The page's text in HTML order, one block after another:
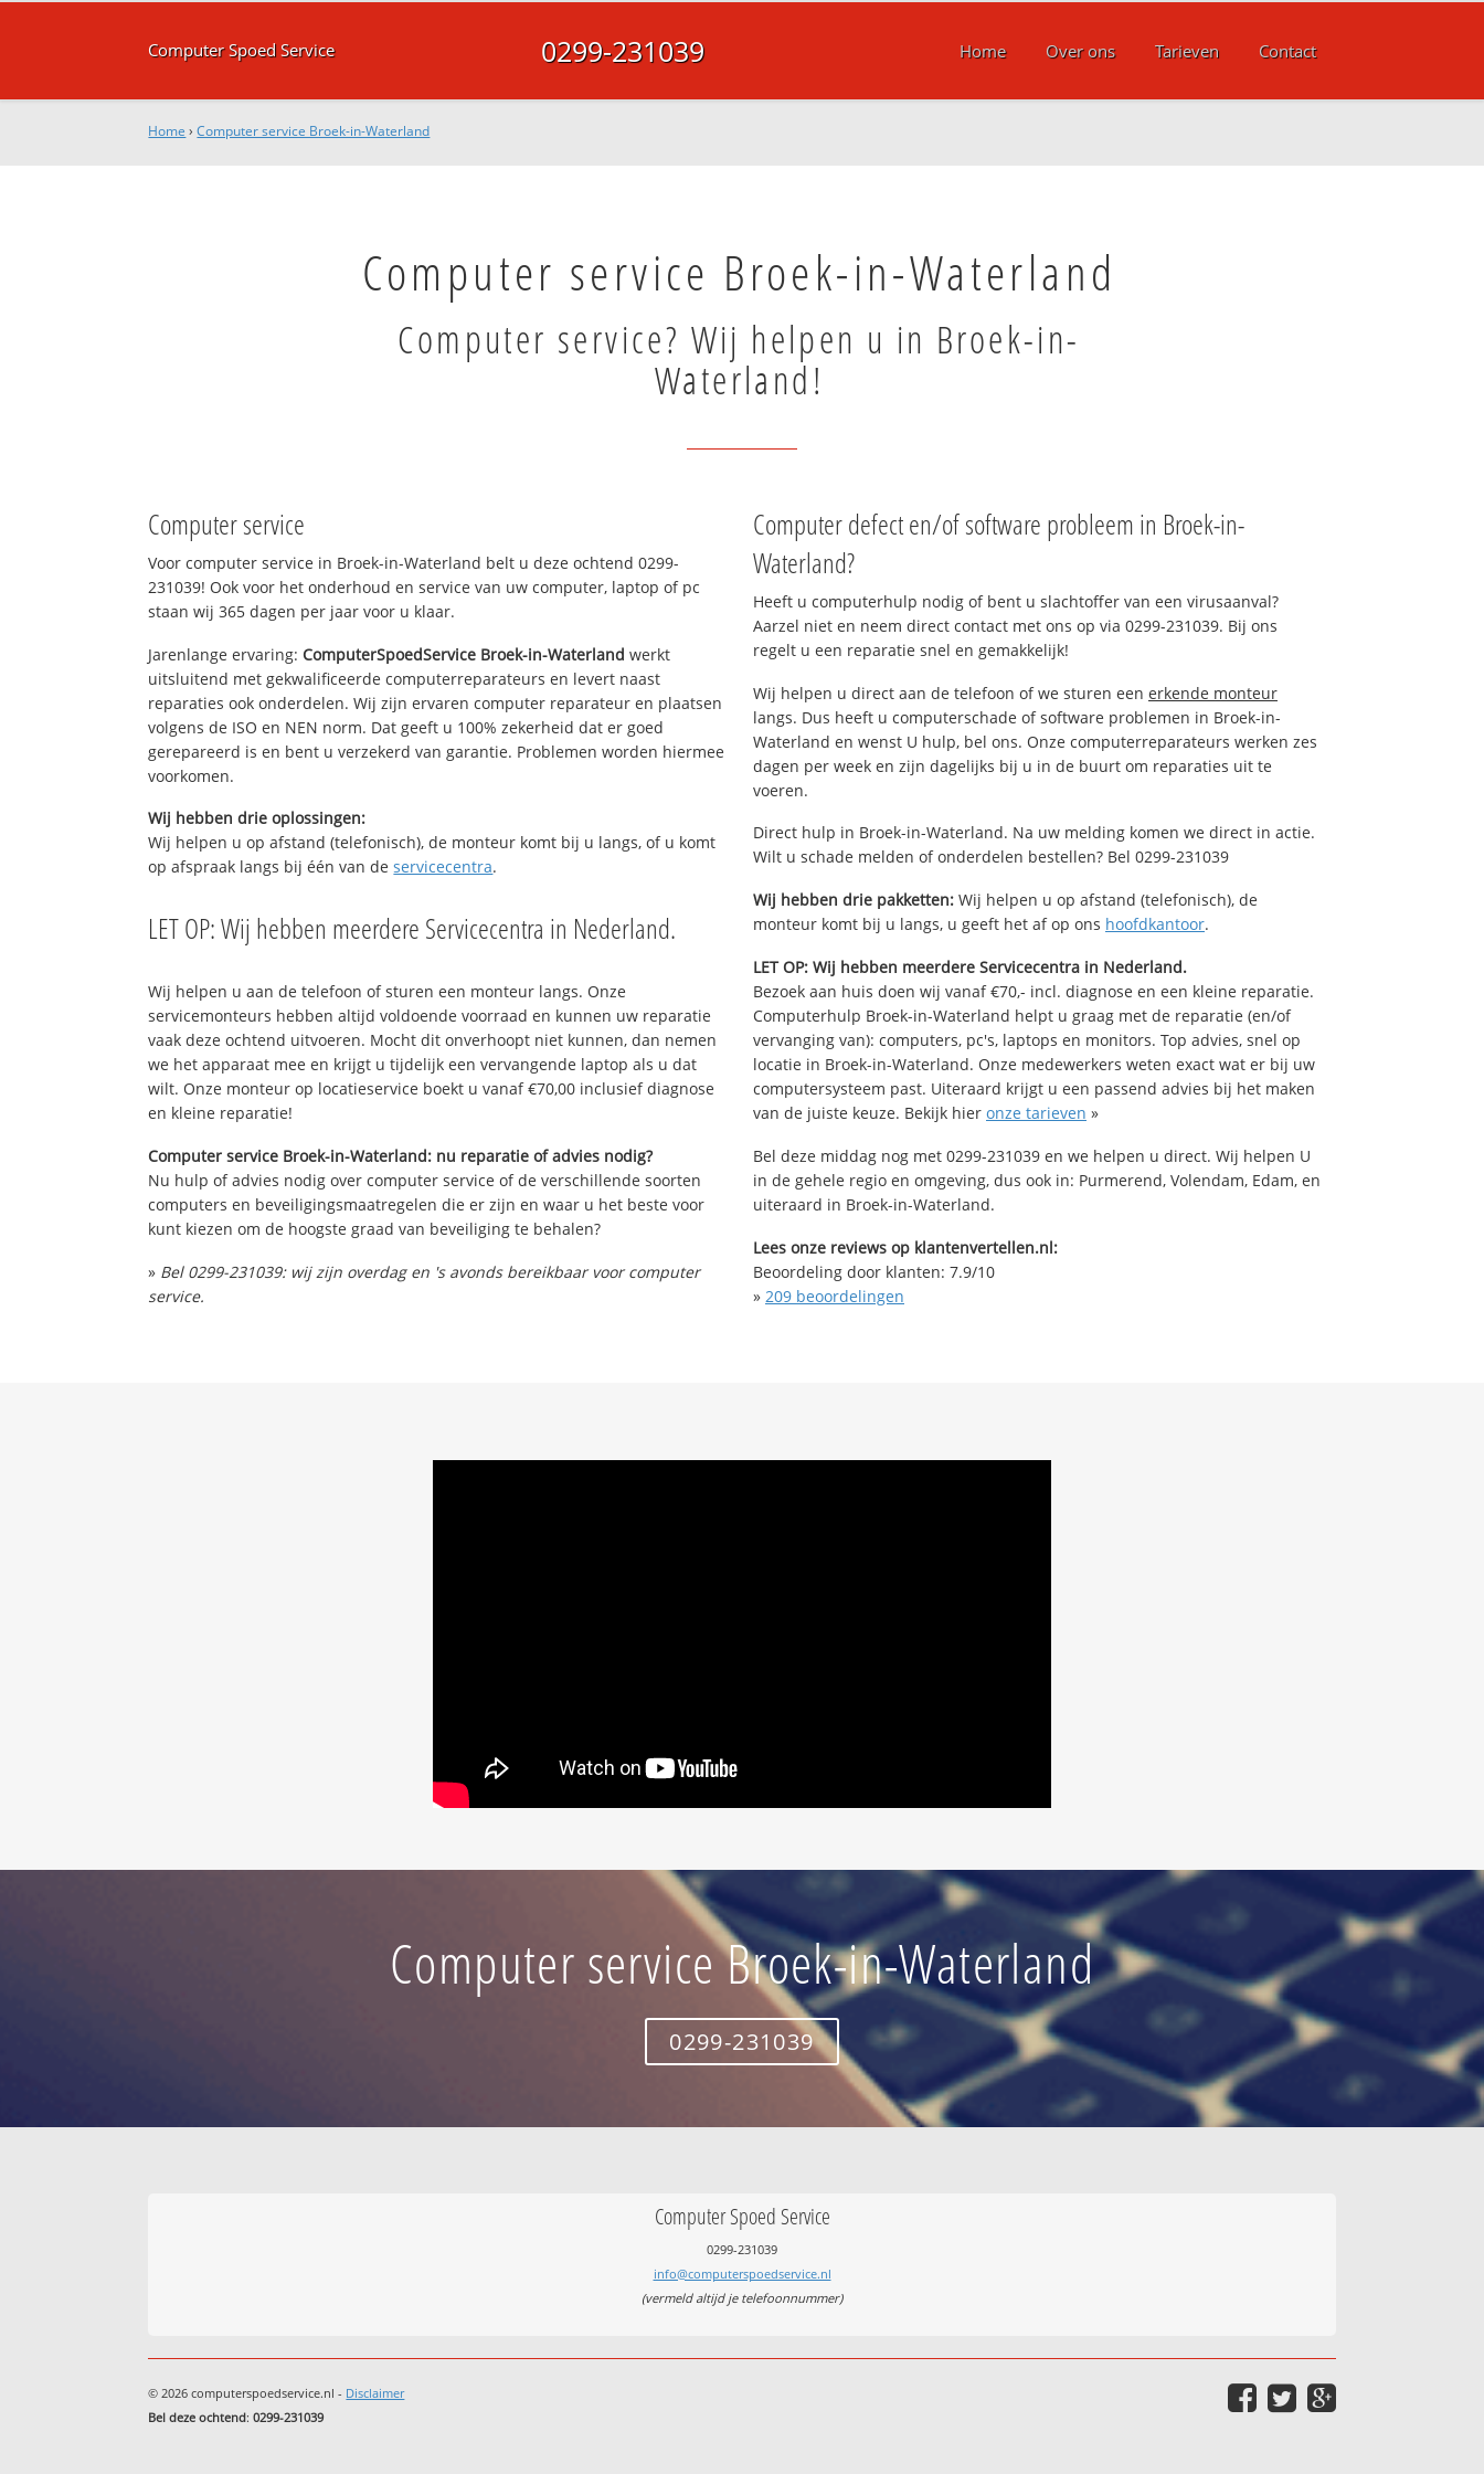
Computer Spoed Service 0299-231039 Home Over ons Tarieven Contact
Home ›Computer service Broek-in-Waterland
Computer service Broek-in-Waterland
Computer service? Wij helpen u in Broek-in-
Waterland!
Computer service
Voor computer service in Broek-in-Waterland belt u deze ochtend 0299-
231039! Ook voor het onderhoud en service van uw computer, laptop of pc
staan wij 365 dagen per jaar voor u klaar.
Jarenlange ervaring:ComputerSpoedService Broek-in-Waterland werkt
uitsluitend met gekwalificeerde computerreparateurs en levert naast
reparaties ook onderdelen. Wij zijn ervaren computer reparateur en plaatsen
volgens de ISO en NEN norm. Dat geeft u 100% zekerheid dat er goed
gerepareerd is en bent u verzekerd van garantie. Problemen worden hiermee
voorkomen.
Wij hebben drie oplossingen:
Wij helpen u op afstand (telefonisch), de monteur komt bij u langs, of u komt
op afspraak langs bij één van deservicecentra.
LET OP: Wij hebben meerdere Servicecentra in Nederland.
Wij helpen u aan de telefoon of sturen een monteur langs. Onze
servicemonteurs hebben altijd voldoende voorraad en kunnen uw reparatie
vaak deze ochtend uitvoeren. Mocht dit onverhoopt niet kunnen, dan nemen
we het apparaat mee en krijgt u tijdelijk een vervangende laptop als u dat
wilt. Onze monteur op locatieservice boekt u vanaf €70,00 inclusief diagnose
en kleine reparatie!
Computer service Broek-in-Waterland: nu reparatie of advies nodig?
Nu hulp of advies nodig over computer service of de verschillende soorten
computers en beveiligingsmaatregelen die er zijn en waar u het beste voor
kunt kiezen om de hoogste graad van beveiliging te behalen?
» Bel 0299-231039: wij zijn overdag en 's avonds bereikbaar voor computer
service.
Computer defect en/of software probleem in Broek-in-
Waterland?
Heeft u computerhulp nodig of bent u slachtoffer van een virusaanval?
Aarzel niet en neem direct contact met ons op via 0299-231039. Bij ons
regelt u een reparatie snel en gemakkelijk!
Wij helpen u direct aan de telefoon of we sturen een erkende monteur
langs. Dus heeft u computerschade of software problemen in Broek-in-
Waterland en wenst U hulp, bel ons. Onze computerreparateurs werken zes
dagen per week en zijn dagelijks bij u in de buurt om reparaties uit te
voeren.
Direct hulp in Broek-in-Waterland. Na uw melding komen we direct in actie.
Wilt u schade melden of onderdelen bestellen? Bel 0299-231039
Wij hebben drie pakketten: Wij helpen u op afstand (telefonisch), de
monteur komt bij u langs, u geeft het af op ons hoofdkantoor.
LET OP: Wij hebben meerdere Servicecentra in Nederland.
Bezoek aan huis doen wij vanaf €70,- incl. diagnose en een kleine reparatie.
Computerhulp Broek-in-Waterland helpt u graag met de reparatie (en/of
vervanging van): computers, pc's, laptops en monitors. Top advies, snel op
locatie in Broek-in-Waterland. Onze medewerkers weten exact wat er bij uw
computersysteem past. Uiteraard krijgt u een passend advies bij het maken
van de juiste keuze. Bekijk hier onze tarieven »
Bel deze middag nog met 0299-231039 en we helpen u direct. Wij helpen U
in de gehele regio en omgeving, dus ook in: Purmerend, Volendam, Edam, en
uiteraard in Broek-in-Waterland.
Lees onze reviews op klantenvertellen.nl:
Beoordeling door klanten: 7.9/10
» 209 beoordelingen
Computer service Broek-in-Waterland
0299-231039
Computer Spoed Service
0299-231039
info@computerspoedservice.nl
(vermeld altijd je telefoonnummer)
© 2026 computerspoedservice.nl - Disclaimer
Bel deze ochtend:0299-231039